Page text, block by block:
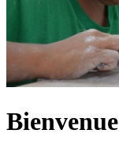
Bienvenue